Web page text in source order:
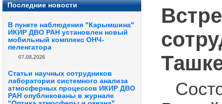
Последние новости
В пункте наблюдения "Карымшина"
ИКИР ДВО РАН установлен новый
мобильный комплекс ОНЧ-
пеленгатора
07.08.2026
Статьи научных сотрудников
лаборатории системного анализа
атмосферных процессов ИКИР ДВО
РАН опубликованы в журнале